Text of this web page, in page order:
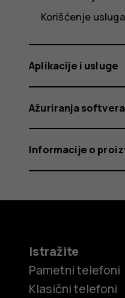
Korišćenje
Aplikacije i usluge
Ažuriranja
Informacije o
Istražite
Pametni telefoni
Klasični telefoni